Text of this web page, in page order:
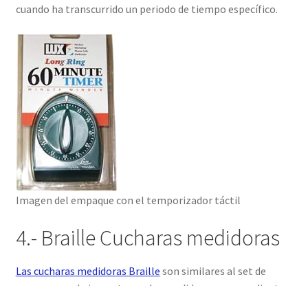
cuando ha transcurrido un periodo de tiempo específico.
Imagen del empaque con el temporizador táctil
4.- Braille Cucharas medidoras
Las cucharas medidoras Braille son similares al set de